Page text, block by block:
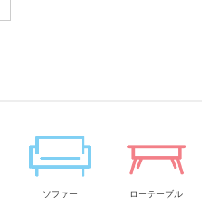
ソファー ローテーブル